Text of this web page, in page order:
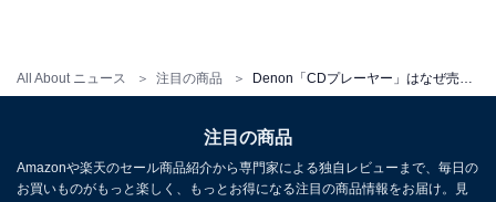
All About ニュース 注目の商品
注目の商品
Amazonや楽天のセール商品紹介から専門家による独自レビューまで、毎日の
お買いものがもっと楽しく、もっとお得になる注目の商品情報をお届け。見